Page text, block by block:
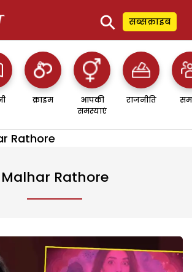
⚲ सब्सक्राइब
क्राइम
आपकी
समस्याएं
राजनीति
Rathore
Malhar Rathore